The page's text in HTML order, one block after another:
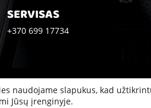
SERVISAS
+370 699 17734
naudojame slapukus, kad
Jūsų įrenginyje.